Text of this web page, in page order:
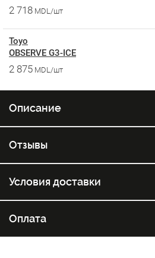
2 718 MDL/шт
Toyo
OBSERVE G3-ICE
2 875 MDL/шт
Описание
Отзывы
Условия доставки
Оплата